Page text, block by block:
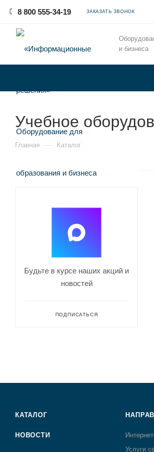
8 800 555-34-19 ЗАКАЗАТЬ ЗВОНОК
и бизнеса
Учебное
Главная — Каталог
Будьте в курсе наших акций и
новостей
ПОДПИСАТЬСЯ
КАТАЛОГ
НОВОСТИ
Услуги